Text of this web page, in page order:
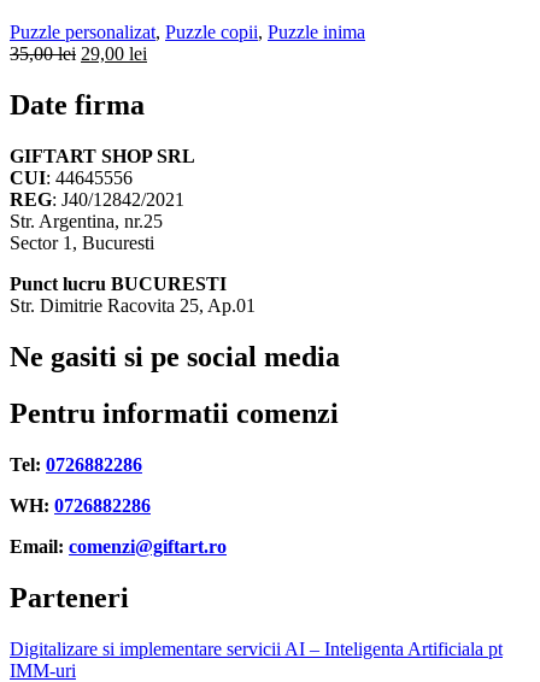
Puzzle personalizat, Puzzle copii, Puzzle inima
35,00lei Prețul
a
fost:
29,00 lei
Date firma
GIFTART SHOP SRL
CUI: 44645556
REG: J40/12842/2021
Str. Argentina, nr.25
Sector 1, Bucuresti
Punct lucru BUCURESTI
Str. Dimitrie Racovita 25, Ap.01
Ne gasiti si pe social media
Pentru informatii comenzi
Tel: 0726882286
WH: 0726882286
Email: comenzi@giftart.ro
Parteneri
Digitalizare si implementare servicii AI – Inteligenta Artificiala pt
IMM-uri